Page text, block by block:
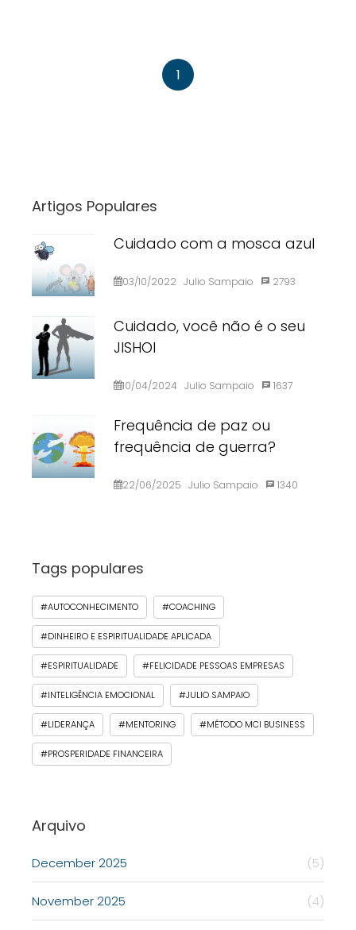
1
Artigos Populares
Cuidado com a mosca azul
03/10/2022 Julio Sampaio 2793
Cuidado, você não é o seu
JISHOI
10/04/2024 Julio Sampaio 1637
Frequência de paz ou
frequência de guerra?
22/06/2025 Julio Sampaio 1340
Tags populares
#AUTOCONHECIMENTO #COACHING
#DINHEIRO E ESPIRITUALIDADE APLICADA
#ESPIRITUALIDADE #FELICIDADE PESSOAS EMPRESAS
#INTELIGÊNCIA EMOCIONAL #JULIO SAMPAIO
#LIDERANÇA #MENTORING #MÉTODO MCI BUSINESS
#PROSPERIDADE FINANCEIRA
Arquivo
December 2025 (5)
November 2025 (4)